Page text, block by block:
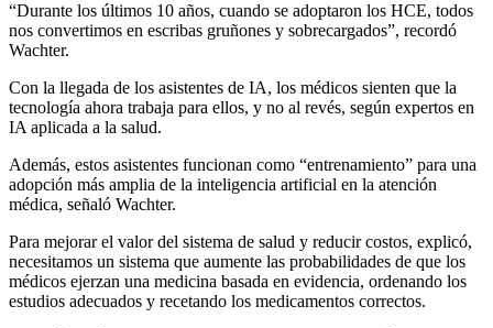
“Durante los últimos 10 años, cuando se adoptaron los HCE, todos
nos convertimos en escribas gruñones y sobrecargados”, recordó
Wachter.
Con la llegada de los asistentes de IA, los médicos sienten que la
tecnología ahora trabaja para ellos, y no al revés, según expertos en
IA aplicada a la salud.
Además, estos asistentes funcionan como “entrenamiento” para una
adopción más amplia de la inteligencia artificial en la atención
médica, señaló Wachter.
Para mejorar el valor del sistema de salud y reducir costos, explicó,
necesitamos un sistema que aumente las probabilidades de que los
médicos ejerzan una medicina basada en evidencia, ordenando los
estudios adecuados y recetando los medicamentos correctos.